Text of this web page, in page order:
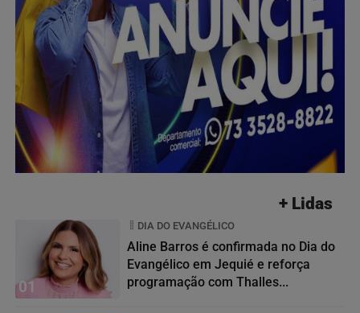
+ Lidas
01
DIA DO EVANGÉLICO
Aline Barros é confirmada no Dia do
Evangélico em Jequié e reforça
programação com Thalles...